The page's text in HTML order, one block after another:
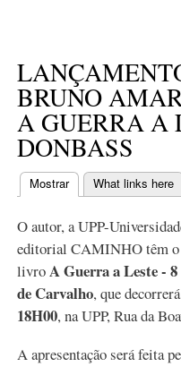
BRUNO
A GUERRA A
DONBASS
Separadores
Mostrar(separador ativo)
What links here
O autor, a UPP-
editorial CAMINHO têm o
livroA Guerra a Leste -
de Carvalho, que
18H00, na UPP, Rua da
A apresentação será feita